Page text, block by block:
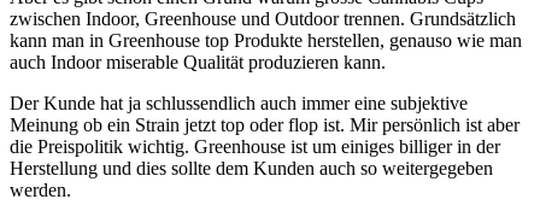
zwischen Indoor, Greenhouse und Outdoor trennen. Grundsätzlich
kann man in Greenhouse top Produkte herstellen, genauso wie man
auch Indoor miserable Qualität produzieren kann.
Der Kunde hat ja schlussendlich auch immer eine subjektive
Meinung ob ein Strain jetzt top oder flop ist. Mir persönlich ist aber
die Preispolitik wichtig. Greenhouse ist um einiges billiger in der
Herstellung und dies sollte dem Kunden auch so weitergegeben
werden.